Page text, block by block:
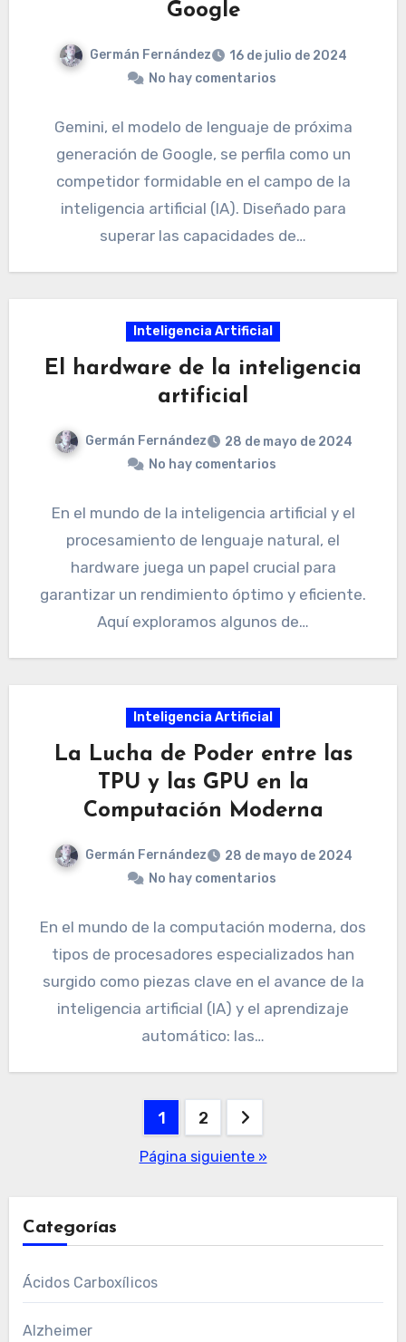
Google
Germán Fernández
16 de julio de 2024
No hay comentarios
Gemini, el modelo de lenguaje de próxima
generación de Google, se perfila como un
competidor formidable en el campo de la
inteligencia artificial (IA). Diseñado para
superar las capacidades de…
Inteligencia Artificial
El hardware de la inteligencia
artificial
Germán Fernández
28 de mayo de 2024
No hay comentarios
En el mundo de la inteligencia artificial y el
procesamiento de lenguaje natural, el
hardware juega un papel crucial para
garantizar un rendimiento óptimo y eficiente.
Aquí exploramos algunos de…
Inteligencia Artificial
La Lucha de Poder entre las
TPU y las GPU en la
Computación Moderna
Germán Fernández
28 de mayo de 2024
No hay comentarios
En el mundo de la computación moderna, dos
tipos de procesadores especializados han
surgido como piezas clave en el avance de la
inteligencia artificial (IA) y el aprendizaje
automático: las…
Paginación1 2
Página siguiente »
Categorías
Ácidos Carboxílicos
Alzheimer